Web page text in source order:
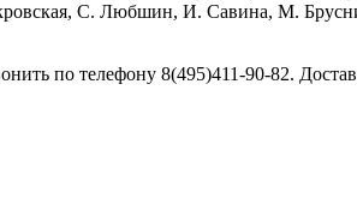
С. Любшин, И. Савина, М.
по телефону 8(495)411-90-82.